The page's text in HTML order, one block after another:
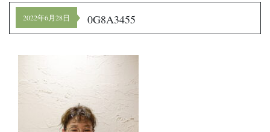
2022年6月28日 0G8A3455